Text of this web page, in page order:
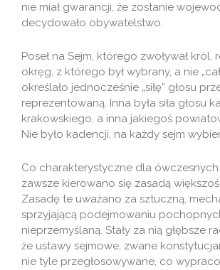
nie miał gwarancji, że zostanie
decydowało obywatelstwo.
Poseł na Sejm, którego zwoływał król,
okręg, z którego był wybrany, a nie
określało jednocześnie „siłę” głosu
reprezentowaną. Inna była siła głosu
krakowskiego, a inna jakiegoś
Nie było kadencji, na każdy sejm
Co charakterystyczne dla ówczesnych
zawsze kierowano się zasadą
Zasadę te uważano za sztuczną,
sprzyjającą podejmowaniu
nieprzemyślaną. Stały za nią głębsze
że ustawy sejmowe, zwane
nie tyle przegłosowywane, co